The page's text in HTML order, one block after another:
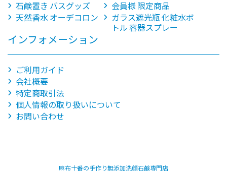
石鹸置き バスグッズ
会員様 限定商品
天然香水 オーデコロン
ガラス遮光瓶 化粧水ボ
トル 容器スプレー
インフォメーション
ご利用ガイド
会社概要
特定商取引法
個人情報の取り扱いについて
お問い合わせ
麻布十番の手作り無添加洗顔石鹸専門店